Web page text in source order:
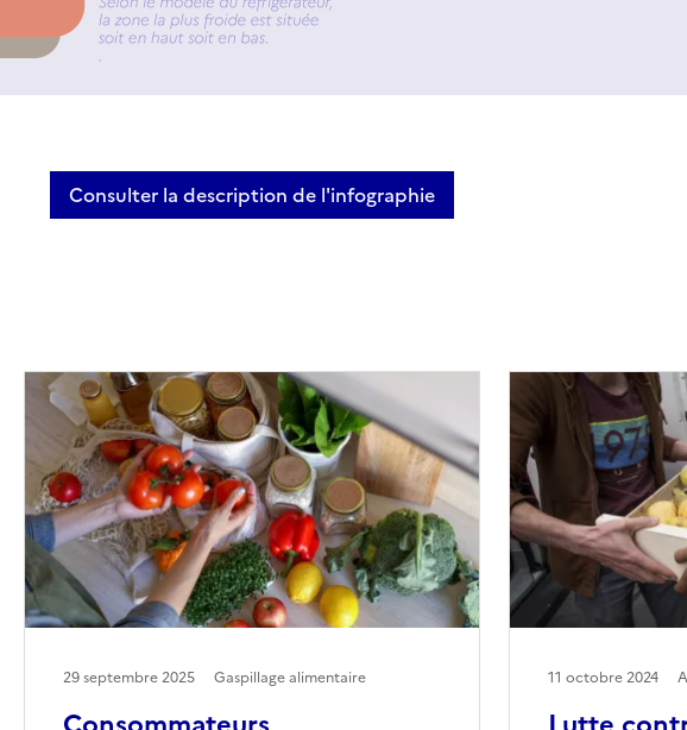
Consulter la description de l'infographie
Infographie - Un frigo bien rangé : mieux
29 septembre 2025 Gaspillage alimentaire 11 octobre 2024